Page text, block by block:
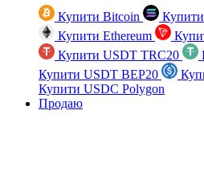
Купити Bitcoin
Купити Ethereum
Купити USDT TRC20
Купити USDT BEP20
Купити USDC Polygon
Продаю